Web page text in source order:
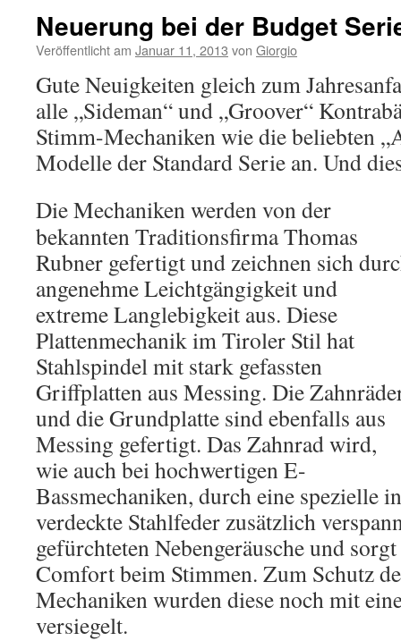
Neuerung bei der Budget
Veröffentlicht am Januar 11, 2013 von Giorgio
Gute Neuigkeiten gleich zum
alle „Sideman“ und „Groover“
Stimm-Mechaniken wie die beliebten
Modelle der Standard Serie an. Und
Die Mechaniken werden von der
bekannten Traditionsfirma Thomas
Rubner gefertigt und zeichnen sich
angenehme Leichtgängigkeit und
extreme Langlebigkeit aus. Diese
Plattenmechanik im Tiroler Stil hat
Stahlspindel mit stark gefassten
Griffplatten aus Messing. Die
und die Grundplatte sind ebenfalls aus
Messing gefertigt. Das Zahnrad wird,
wie auch bei hochwertigen E-
Bassmechaniken, durch eine spezielle
verdeckte Stahlfeder zusätzlich
gefürchteten Nebengeräusche und
Comfort beim Stimmen. Zum Schutz
Mechaniken wurden diese noch mit
versiegelt.